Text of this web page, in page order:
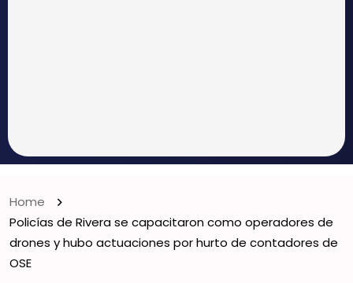
Home
Policías de Rivera se capacitaron como operadores de
drones y hubo actuaciones por hurto de contadores de
OSE